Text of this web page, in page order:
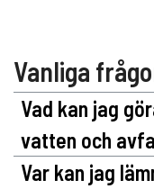
Vanliga
Vad kan jag
vatten och
Var kan jag